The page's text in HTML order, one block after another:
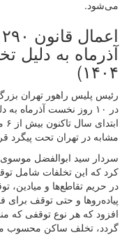
می‌شود.
۱۴۰۴)
در ۱۰ روز نخست آذرماه به
مشابه در تهران تحت پیگرد
سردار سید ابوالفضل موسوی
کرد که این تخلفات شامل
در حریم تقاطع‌ها و میادین،
پیاده‌روها و حتی توقف برای
افزود که هر نوع توقفی که
گردد، تخلف ساکن محسوب